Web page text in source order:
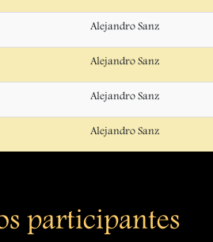
Alejandro Sanz
Alejandro Sanz
Alejandro Sanz
Alejandro Sanz
participantes